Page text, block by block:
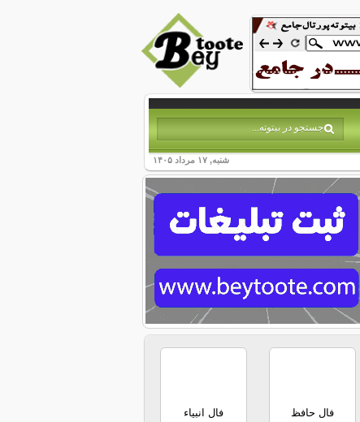
شنبه, ۱۷ مرداد ۱۴۰۵
فال حافظ فال انبیاء